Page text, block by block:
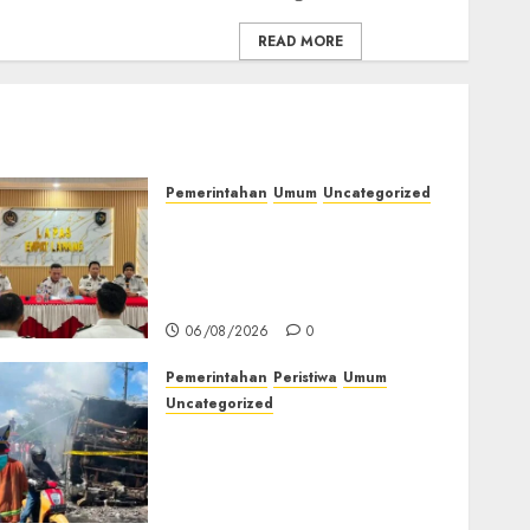
READ MORE
Pemerintahan Umum Uncategorized
06/08/2026 0
Pemerintahan Peristiwa Umum
Uncategorized